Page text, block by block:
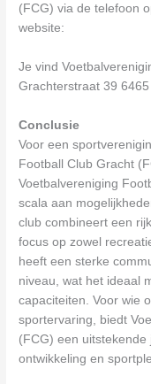
(FCG) via de telefoon
website:
Je vind
Grachterstraat 39 6465
Conclusie
Voor een
Football Club Gracht
Voetbalvereniging
scala aan
club combineert een
focus op zowel
heeft een sterke
niveau, wat het ideaal
capaciteiten. Voor wie
sportervaring, biedt
(FCG) een
ontwikkeling en